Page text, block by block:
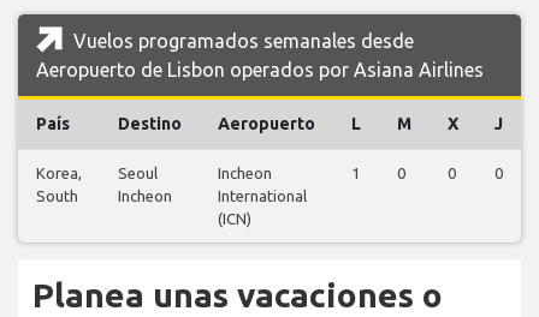
Vuelos programados semanales desde
Aeropuerto de Lisbon operados por Asiana Airlines
País Destino Aeropuerto L M X J
Korea,
South
Seoul
Incheon
Incheon
International
(ICN)
1 0 0 0
Planea unas vacaciones o